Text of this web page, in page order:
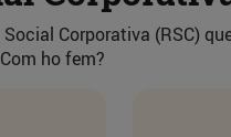
Corporativa (RSC)
Com ho fem?